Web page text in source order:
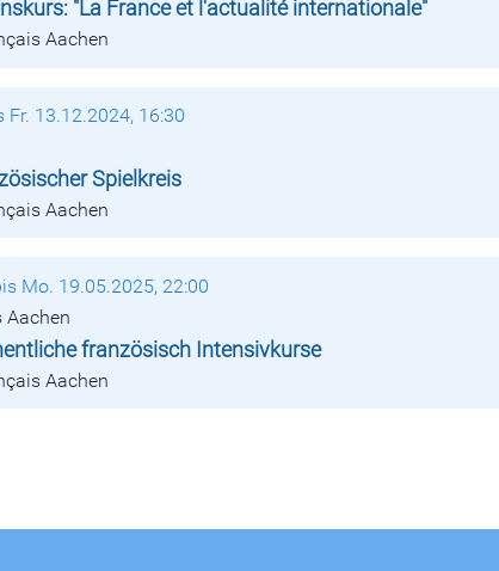
"La France et l'actualité internationale"
Aachen
Fr. 13.12.2024, 16:30
Spielkreis
Aachen
Mo. 19.05.2025, 22:00
Aachen
französisch Intensivkurse
Aachen